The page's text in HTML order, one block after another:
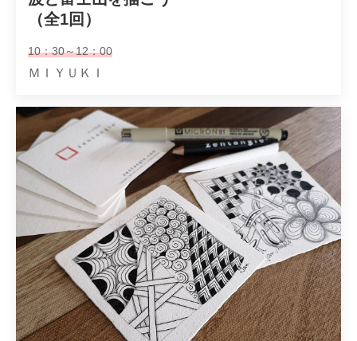
（全1回）
10：30～12：00
ＭＩＹＵＫＩ